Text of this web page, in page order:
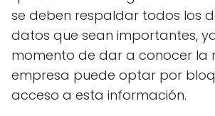
se deben respaldar todos los
datos que sean importantes,
momento de dar a conocer la
empresa puede optar por
acceso a esta información.